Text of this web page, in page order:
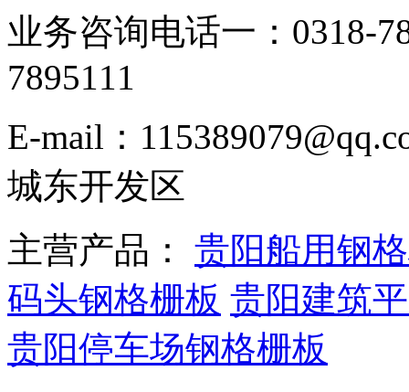
业务咨询电话一：0318-
7895111
E-mail：
城东开发区
主营产品： 贵阳船用钢
码头钢格栅板 贵阳建筑
贵阳停车场钢格栅板